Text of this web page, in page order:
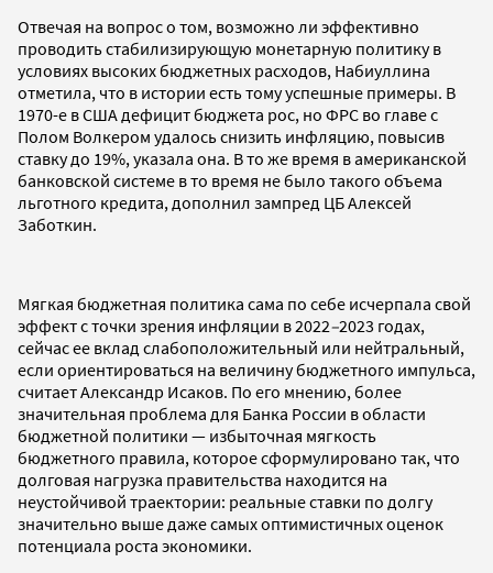
Отвечая на вопрос о том, возможно ли эффективно
проводить стабилизирующую монетарную политику в
условиях высоких бюджетных расходов, Набиуллина
отметила, что в истории есть тому успешные примеры. В
1970-е в США дефицит бюджета рос, но ФРС во главе с
Полом Волкером удалось снизить инфляцию, повысив
ставку до 19%, указала она. В то же время в американской
банковской системе в то время не было такого объема
льготного кредита, дополнил зампред ЦБ Алексей
Заботкин.
Мягкая бюджетная политика сама по себе исчерпала свой
эффект с точки зрения инфляции в 2022–2023 годах,
сейчас ее вклад слабоположительный или нейтральный,
если ориентироваться на величину бюджетного импульса,
считает Александр Исаков. По его мнению, более
значительная проблема для Банка России в области
бюджетной политики — избыточная мягкость
бюджетного правила, которое сформулировано так, что
долговая нагрузка правительства находится на
неустойчивой траектории: реальные ставки по долгу
значительно выше даже самых оптимистичных оценок
потенциала роста экономики.